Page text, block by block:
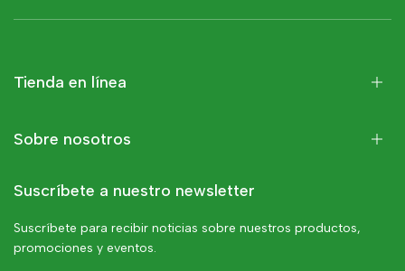
Tienda en línea
Sobre nosotros
Suscríbete a nuestro newsletter
Suscríbete para recibir noticias sobre nuestros productos,
promociones y eventos.